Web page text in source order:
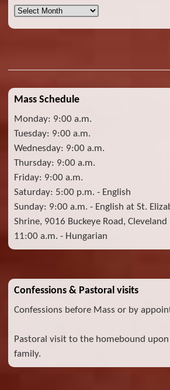
Archives
Mass Schedule
Monday: 9:00 a.m.
Tuesday: 9:00 a.m.
Wednesday: 9:00 a.m.
Thursday: 9:00 a.m.
Friday: 9:00 a.m.
Saturday: 5:00 p.m. - English
Sunday: 9:00 a.m. - English at St.
Shrine, 9016 Buckeye Road, Cleveland
11:00 a.m. - Hungarian
Confessions & Pastoral visits
Confessions before Mass or by
Pastoral visit to the homebound
family.